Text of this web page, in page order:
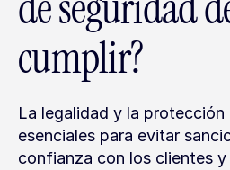
cumplir?
La legalidad y la
esenciales para evitar
confianza con los clientes y